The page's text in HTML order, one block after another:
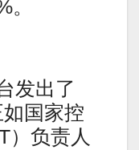
发出了
国家控
）负责人